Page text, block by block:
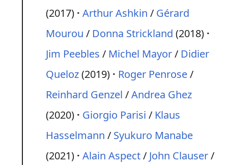
(2017) Arthur Ashkin / Gérard
Mourou / Donna Strickland (2018)
Jim Peebles / Michel Mayor/ Didier
Queloz(2019) Roger Penrose/
Reinhard Genzel /Andrea Ghez
(2020)
Giorgio Parisi / Klaus
Hasselmann / Syukuro Manabe
(2021) Alain Aspect/ John Clauser/